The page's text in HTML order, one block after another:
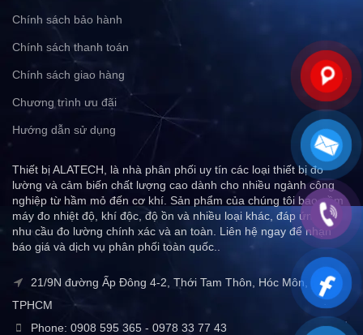
Chính sách bảo hành
Chính sách thanh toán
Chính sách giao hàng
Chương trình ưu đãi
Hướng dẫn sử dụng
Thiết bị ALATECH, là nhà phân phối uy tín các loại thiết bị đo
lường và cảm biến chất lượng cao dành cho nhiều ngành công
nghiệp từ hầm mỏ đến cơ khí. Sản phẩm của chúng tôi bao gồm
máy đo nhiệt độ, khí độc, độ ồn và nhiều loại khác, đáp ứng mọi
nhu cầu đo lường chính xác và an toàn. Liên hệ ngay để nhận
báo giá và dịch vụ phân phối toàn quốc..
21/9N đường Ấp Đông 4-2, Thới Tam Thôn, Hóc Môn,
TPHCM
Phone: 0908 595 365 - 0978 33 77 43